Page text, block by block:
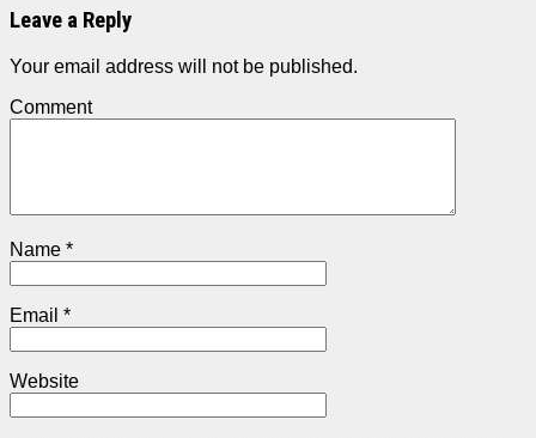
Leave a Reply
Your email address will not be published.
Comment
Name *
Email *
Website